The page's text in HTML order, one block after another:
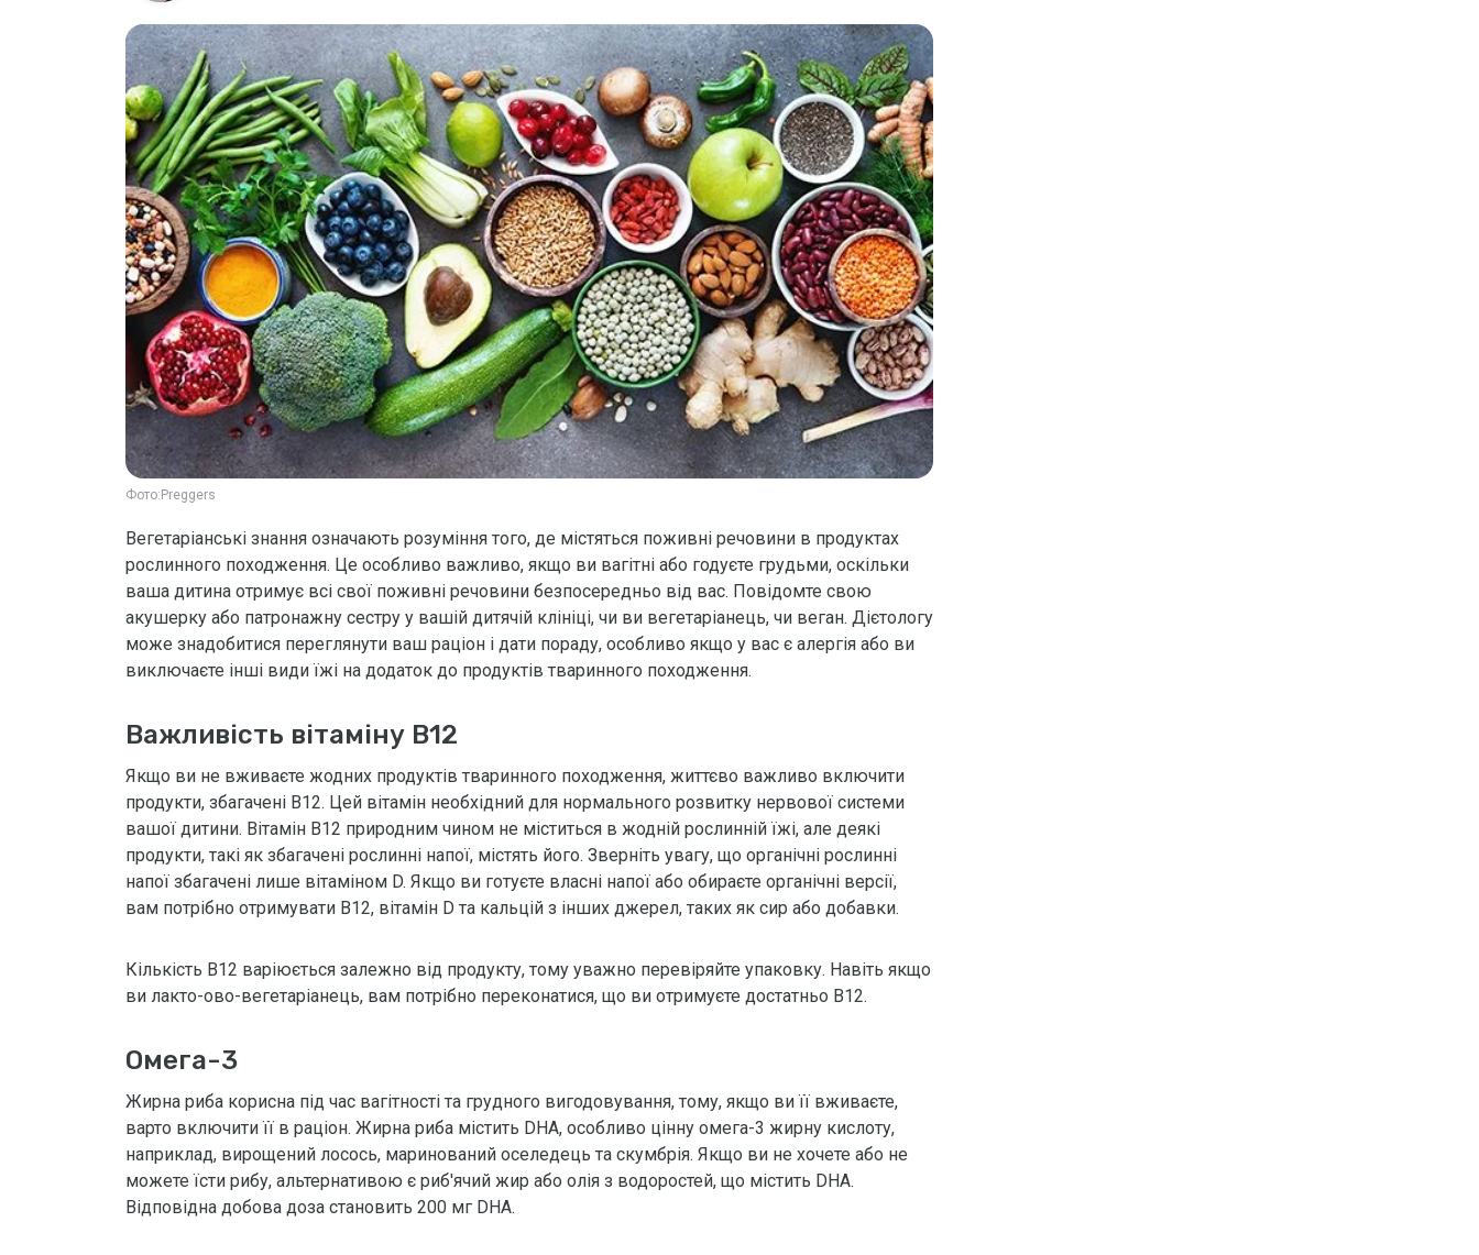
Фото: Preggers
Вегетаріанські знання означають розуміння того, де містяться поживні речовини в продуктах
рослинного походження. Це особливо важливо, якщо ви вагітні або годуєте грудьми, оскільки
ваша дитина отримує всі свої поживні речовини безпосередньо від вас. Повідомте свою
акушерку або патронажну сестру у вашій дитячій клініці, чи ви вегетаріанець, чи веган. Дієтологу
може знадобитися переглянути ваш раціон і дати пораду, особливо якщо у вас є алергія або ви
виключаєте інші види їжі на додаток до продуктів тваринного походження.
Важливість вітаміну B12
Якщо ви не вживаєте жодних продуктів тваринного походження, життєво важливо включити
продукти, збагачені B12. Цей вітамін необхідний для нормального розвитку нервової системи
вашої дитини. Вітамін B12 природним чином не міститься в жодній рослинній їжі, але деякі
продукти, такі як збагачені рослинні напої, містять його. Зверніть увагу, що органічні рослинні
напої збагачені лише вітаміном D. Якщо ви готуєте власні напої або обираєте органічні версії,
вам потрібно отримувати B12, вітамін D та кальцій з інших джерел, таких як сир або добавки.
Кількість B12 варіюється залежно від продукту, тому уважно перевіряйте упаковку. Навіть якщо
ви лакто-ово-вегетаріанець, вам потрібно переконатися, що ви отримуєте достатньо B12.
Омега-3
Жирна риба корисна під час вагітності та грудного вигодовування, тому, якщо ви її вживаєте,
варто включити її в раціон. Жирна риба містить DHA, особливо цінну омега-3 жирну кислоту,
наприклад, вирощений лосось, маринований оселедець та скумбрія. Якщо ви не хочете або не
можете їсти рибу, альтернативою є риб'ячий жир або олія з водоростей, що містить DHA.
Відповідна добова доза становить 200 мг DHA.